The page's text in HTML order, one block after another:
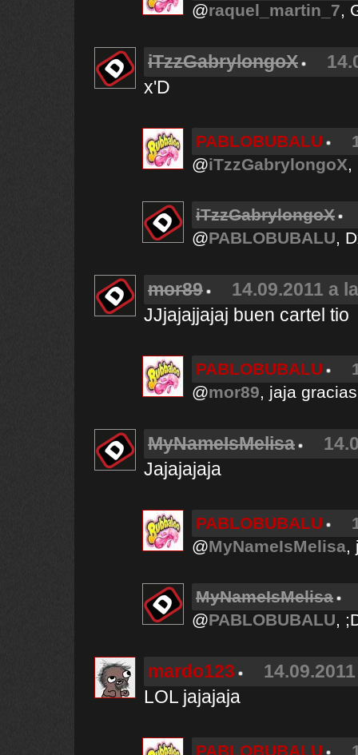
@raquel_martin_7,
iTzzGabrylongoX
x'D
PABLOBUBALU
@iTzzGabrylongoX,
iTzzGabrylongoX
@PABLOBUBALU,
mor89
14.09.2011 a
JJjajajjajaj buen cartel tio
PABLOBUBALU
@mor89, jaja
MyNameIsMelisa
Jajajajaja
PABLOBUBALU
@MyNameIsMelisa,
MyNameIsMelisa
@PABLOBUBALU,
mardo123
LOL jajajaja
PABLOBUBALU